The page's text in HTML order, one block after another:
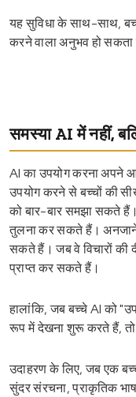
यह सुविधा के साथ-साथ,
करने वाला अनुभव हो सकता
समस्या AI में नहीं,
AI का उपयोग करना अपने
उपयोग करने से बच्चों की
को बार-बार समझा सकते
तुलना कर सकते हैं। अनजाने
सकते हैं। जब वे विचारों की
प्राप्त कर सकते हैं।
हालांकि, जब बच्चे AI को
रूप में देखना शुरू करते हैं, तो
उदाहरण के लिए, जब एक
सुंदर संरचना, प्राकृतिक